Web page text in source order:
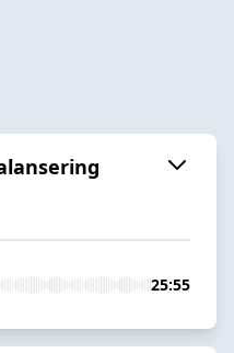
25:55